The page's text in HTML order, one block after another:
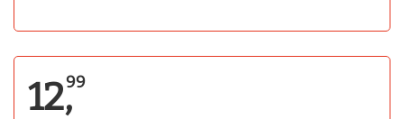
12,99